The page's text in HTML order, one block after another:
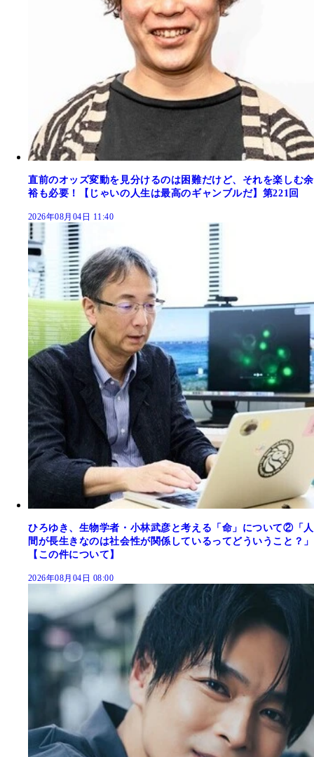
直前のオッズ変動を見分けるのは困難だけど、それを楽しむ余
裕も必要！【じゃいの人生は最高のギャンブルだ】第221回
2026年08月04日 11:40
ひろゆき、生物学者・小林武彦と考える「命」について②「人
間が長生きなのは社会性が関係しているってどういうこと？」
【この件について】
2026年08月04日 08:00